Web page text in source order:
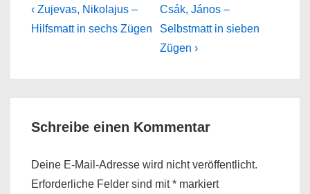
Beitragsnavigation
Previous
Post
‹ Zujevas, Nikolajus –
Hilfsmatt in sechs Zügen
Next
Post
is
Csák, János –
Selbstmatt in sieben
Zügen ›
Schreibe einen Kommentar
Deine E-Mail-Adresse wird nicht veröffentlicht.
Erforderliche Felder sind mit* markiert